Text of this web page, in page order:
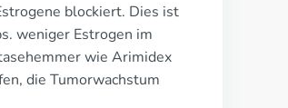
blockiert. Dies ist
weniger Estrogen im
wie Arimidex
die Tumorwachstum